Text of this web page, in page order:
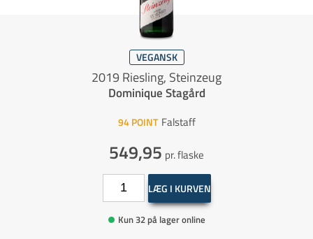
VEGANSK
2019 Riesling, Steinzeug
Dominique Stagård
94 POINT Falstaff
549,95 pr. flaske
LÆG I KURVEN
Kun 32 på lager online